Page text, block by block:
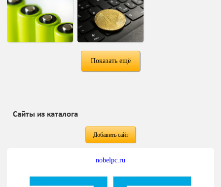
Показать ещё
Сайты из каталога
Добавить сайт
nobelpc.ru